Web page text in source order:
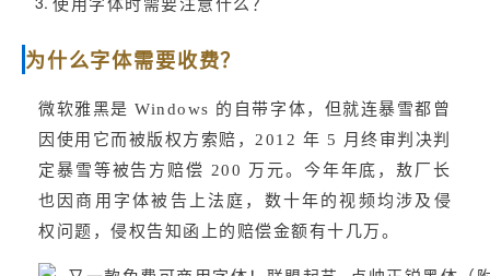
使用字体时需要注意什么？
为什么字体需要收费？
微软雅黑是 Windows 的自带字体，但就连暴雪都曾
因使用它而被版权方索赔，2012 年 5 月终审判决判
定暴雪等被告方赔偿 200 万元。今年年底，敖厂长
也因商用字体被告上法庭，数十年的视频均涉及侵
权问题，侵权告知函上的赔偿金额有十几万。